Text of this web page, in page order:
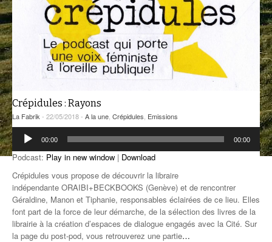
NOS ANCIENS
SONORIK
THEME FORCE
ANCIENNES ÉMISSIONS
Crépidules : Rayons
La Fabrik - 22/05/2018 - A la une Crépidules Emissions
Lecteur
audio
00:00 00:00
Podcast: Play in new window | Download
Crépidules vous propose de découvrir la libraire
indépendante ORAIBI+BECKBOOKS (Genève) et de rencontrer
Géraldine, Manon et Tiphanie, responsables éclairées de ce lieu. Elles
font part de la force de leur démarche, de la sélection des livres de la
librairie à la création d’espaces de dialogue engagés avec la Cité. Sur
la page du post-pod, vous retrouverez une partie…